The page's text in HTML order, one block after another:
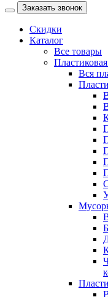
Заказать звонок
Скидки
Каталог
Все товары
Пластиковая
Вся